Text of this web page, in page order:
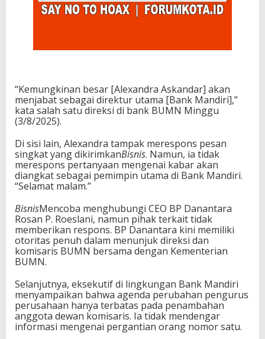
“Kemungkinan besar [Alexandra Askandar] akan
menjabat sebagai direktur utama [Bank Mandiri],”
kata salah satu direksi di bank BUMN Minggu
(3/8/2025).
Di sisi lain, Alexandra tampak merespons pesan
singkat yang dikirimkanBisnis. Namun, ia tidak
merespons pertanyaan mengenai kabar akan
diangkat sebagai pemimpin utama di Bank Mandiri.
“Selamat malam.”
BisnisMencoba menghubungi CEO BP Danantara
Rosan P. Roeslani, namun pihak terkait tidak
memberikan respons. BP Danantara kini memiliki
otoritas penuh dalam menunjuk direksi dan
komisaris BUMN bersama dengan Kementerian
BUMN.
Selanjutnya, eksekutif di lingkungan Bank Mandiri
menyampaikan bahwa agenda perubahan pengurus
perusahaan hanya terbatas pada penambahan
anggota dewan komisaris. Ia tidak mendengar
informasi mengenai pergantian orang nomor satu.